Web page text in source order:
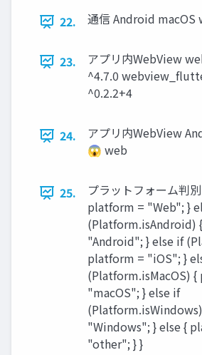
22. 通信 Android macOS
23.
アプリ内WebView
^4.7.0
^0.2.2+4
24.
アプリ内WebView
😱 web
25.
プラットフォーム判
platform = "Web"; }
(Platform.isAndroid)
"Android"; } else if
platform = "iOS"; }
(Platform.isMacOS)
"macOS"; } else if
"Windows"; } else {
"other"; } }